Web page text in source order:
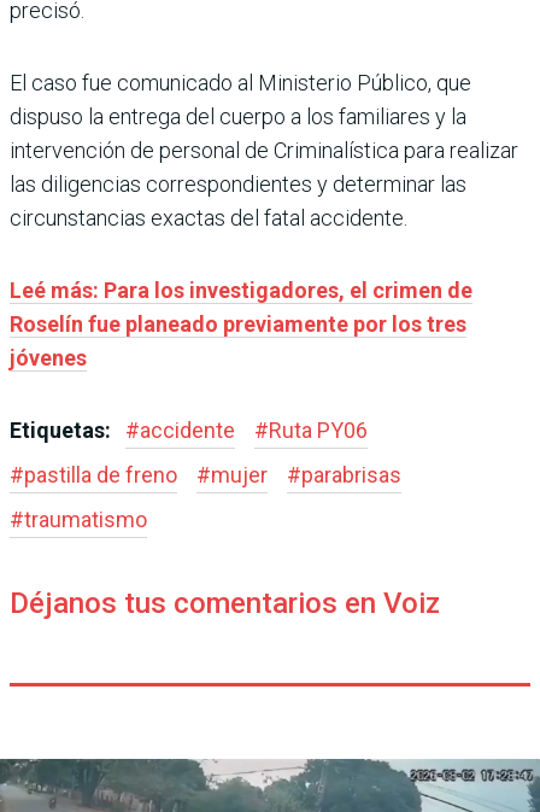
precisó.
El caso fue comunicado al Ministerio Público, que
dispuso la entrega del cuerpo a los familiares y la
intervención de personal de Criminalística para realizar
las diligencias correspondientes y determinar las
circunstancias exactas del fatal accidente.
Leé más: Para los investigadores, el crimen de
Roselín fue planeado previamente por los tres
jóvenes
Etiquetas: #accidente #Ruta PY06
#pastilla de freno #mujer #parabrisas
#traumatismo
Déjanos tus comentarios en Voiz